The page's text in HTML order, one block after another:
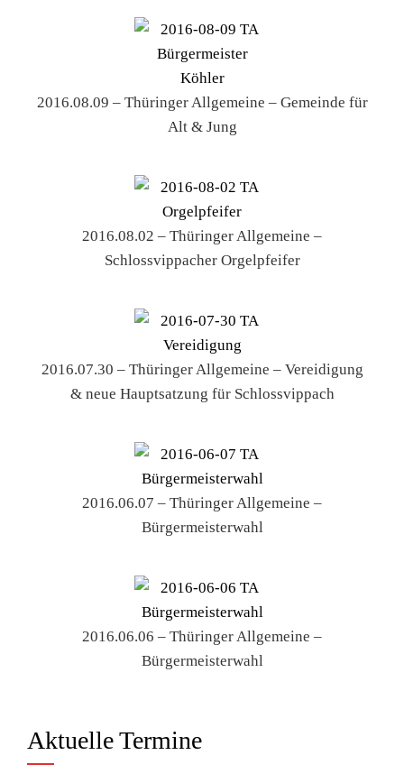
2016.08.09 – Thüringer Allgemeine – Gemeinde für
Alt & Jung
2016.08.02 – Thüringer Allgemeine –
Schlossvippacher Orgelpfeifer
2016.07.30 – Thüringer Allgemeine – Vereidigung
& neue Hauptsatzung für Schlossvippach
2016.06.07 – Thüringer Allgemeine –
Bürgermeisterwahl
2016.06.06 – Thüringer Allgemeine –
Bürgermeisterwahl
Aktuelle Termine